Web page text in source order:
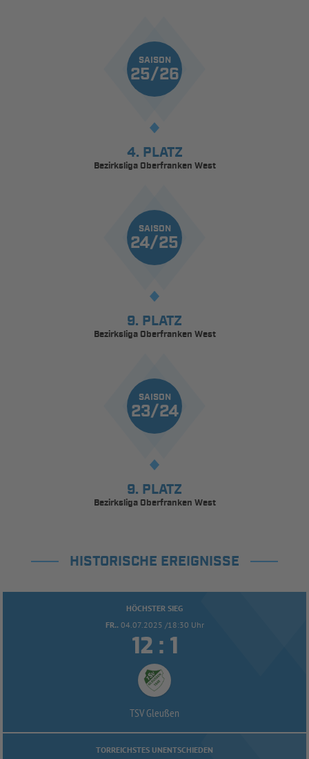
SAISON
25/26
4. PLATZ
Bezirksliga Oberfranken West
SAISON
24/25
9. PLATZ
Bezirksliga Oberfranken West
SAISON
23/24
9. PLATZ
Bezirksliga Oberfranken West
HISTORISCHE EREIGNISSE
HÖCHSTER SIEG
FR.. 04.07.2025 /18:30 Uhr
 : 
TSV Gleußen
TORREICHSTES UNENTSCHIEDEN